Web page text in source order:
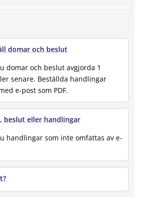
domar och beslut
domar och beslut avgjorda 1
senare. Beställda handlingar
e-post som PDF.
beslut eller handlingar
handlingar som inte omfattas av e-